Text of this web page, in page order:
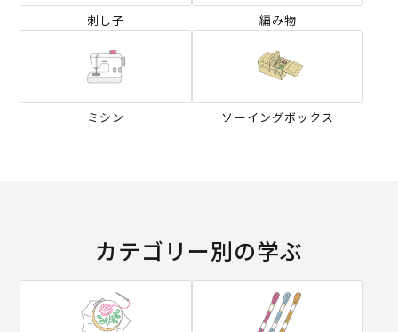
刺し子 編み物
ミシン ソーイングボックス
カテゴリー別の学ぶ